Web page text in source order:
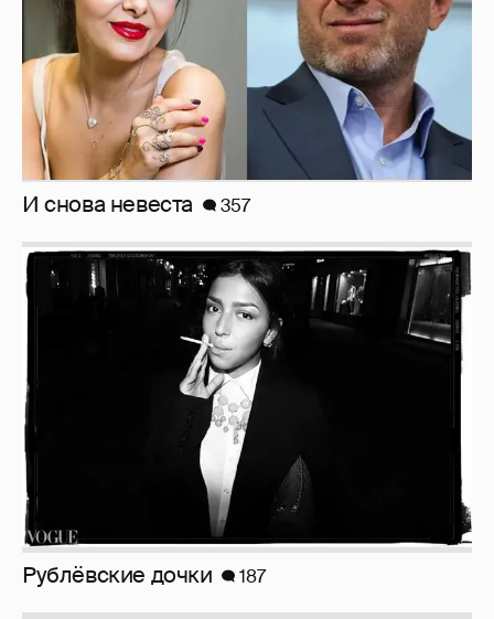
И снова невеста 357
Рублёвские дочки 187